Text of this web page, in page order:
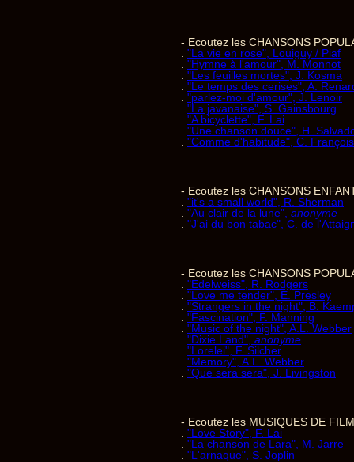
- Ecoutez les CHANSONS
"La vie en rose", Louiguy / Piaf
"Hymne à l'amour", M. Monnot
"Les feuilles mortes", J. Kosma
"Le temps des cerises", A.
"parlez-moi d'amour", J. Lenoir
"La javanaise", S. Gainsbourg
"A bicyclette", F. Lai
"Une chanson douce", H.
"Comme d'habitude", C. François
- Ecoutez les CHANSONS
"it's a small world", R. Sherman
"Au clair de la lune", anonyme
"J'ai du bon tabac", C. de
- Ecoutez les CHANSONS
"Edelweiss", R. Rodgers
"Love me tender", E. Presley
"Strangers in the night", B.
"Fascination", F. Manning
"Music of the night", A.L. Webber
"Dixie Land", anonyme
"Lorelei", F. Silcher
"Memory", A.L. Webber
"Que sera sera", J. Livingston
- Ecoutez les MUSIQUES DE
"Love Story", F. Lai
"La chanson de Lara", M. Jarre
"L'arnaque", S. Joplin